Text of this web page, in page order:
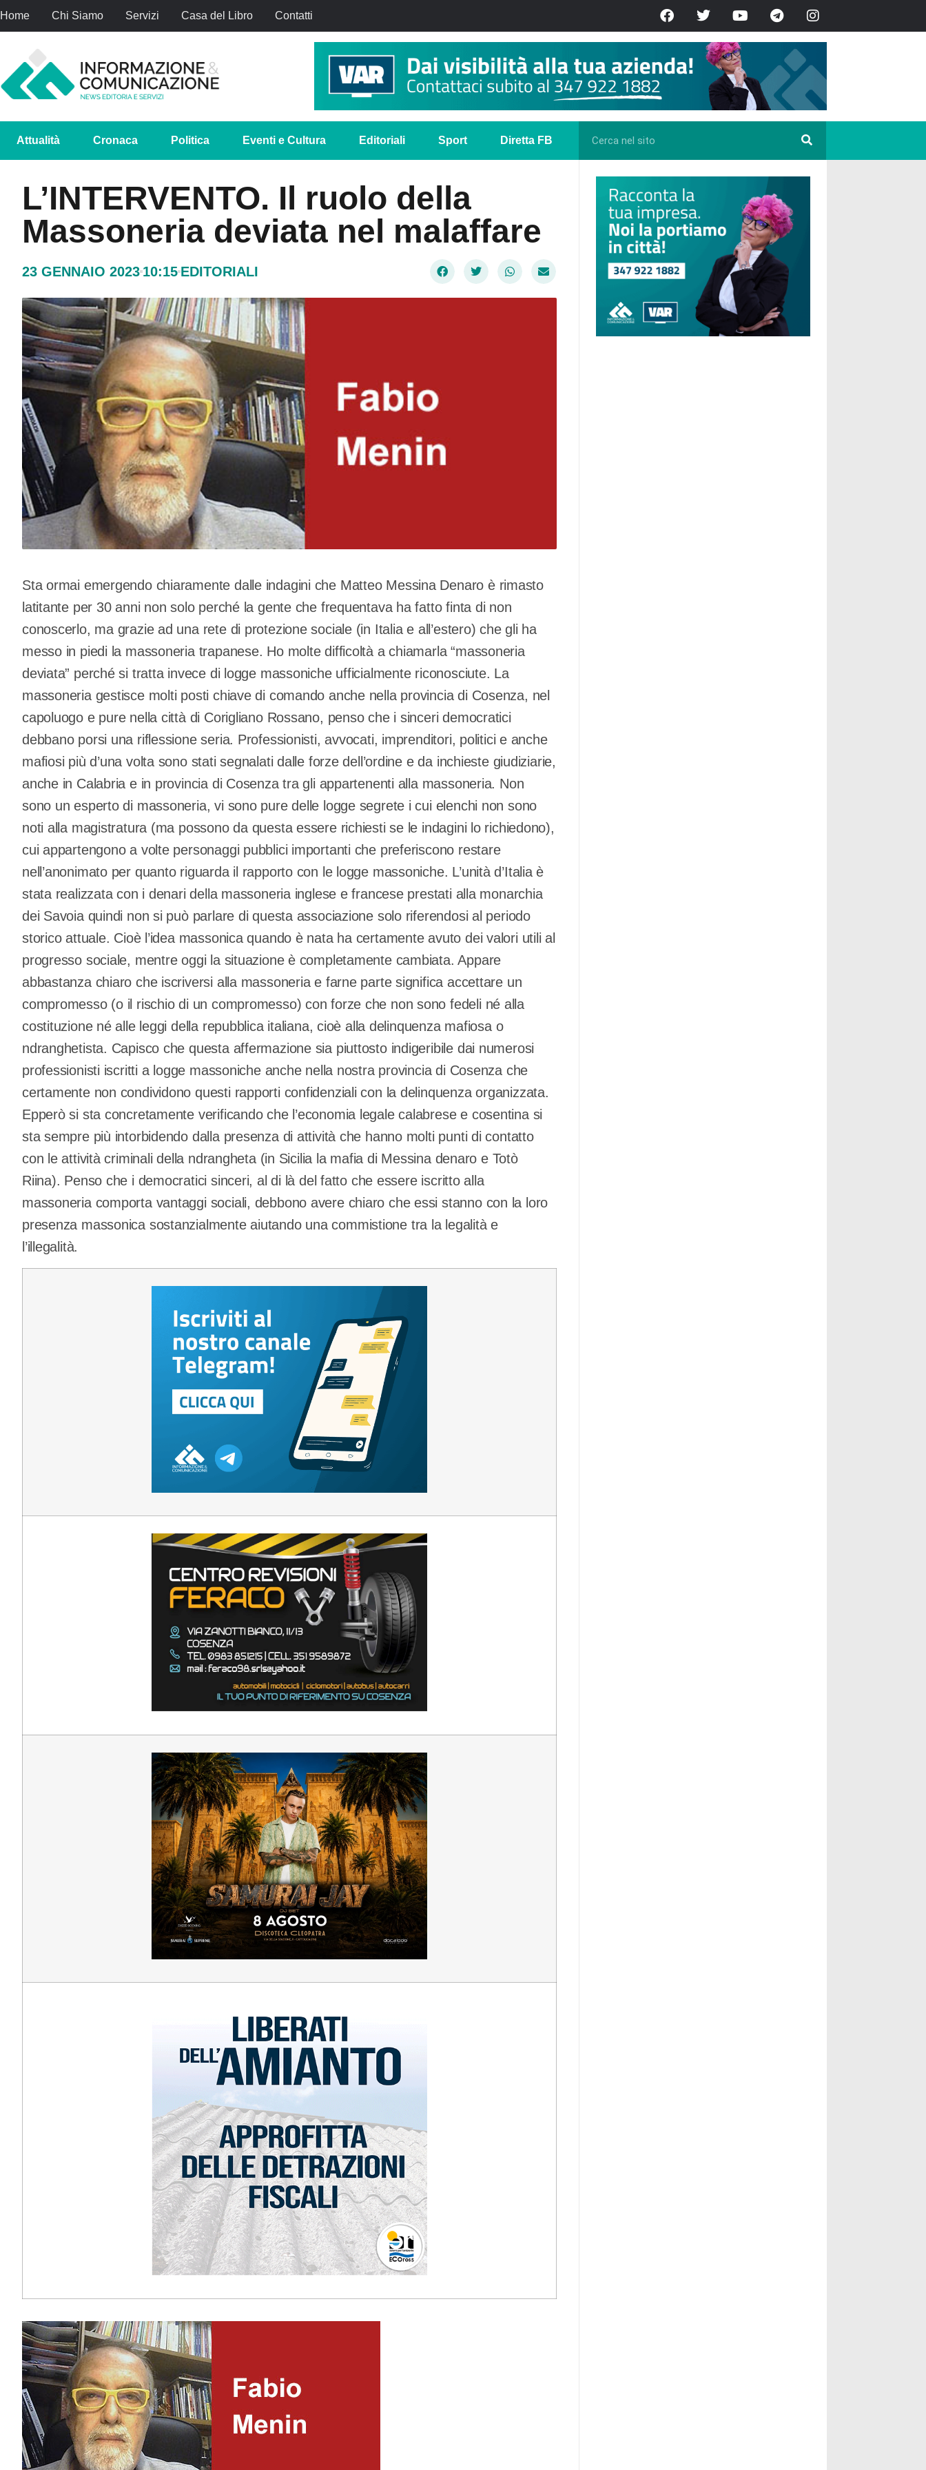
Home Chi Siamo Servizi Casa del Libro Contatti
Attualità Cronaca Politica Eventi e Cultura Editoriali Sport Diretta FB
L’INTERVENTO. Il ruolo della
Massoneria deviata nel malaffare
23 GENNAIO 2023 10:15 EDITORIALI
Sta ormai emergendo chiaramente dalle indagini che Matteo Messina Denaro è rimasto
latitante per 30 anni non solo perché la gente che frequentava ha fatto finta di non
conoscerlo, ma grazie ad una rete di protezione sociale (in Italia e all’estero) che gli ha
messo in piedi la massoneria trapanese. Ho molte difficoltà a chiamarla “massoneria
deviata” perché si tratta invece di logge massoniche ufficialmente riconosciute. La
massoneria gestisce molti posti chiave di comando anche nella provincia di Cosenza, nel
capoluogo e pure nella città di Corigliano Rossano, penso che i sinceri democratici
debbano porsi una riflessione seria. Professionisti, avvocati, imprenditori, politici e anche
mafiosi più d’una volta sono stati segnalati dalle forze dell’ordine e da inchieste giudiziarie,
anche in Calabria e in provincia di Cosenza tra gli appartenenti alla massoneria. Non
sono un esperto di massoneria, vi sono pure delle logge segrete i cui elenchi non sono
noti alla magistratura (ma possono da questa essere richiesti se le indagini lo richiedono),
cui appartengono a volte personaggi pubblici importanti che preferiscono restare
nell’anonimato per quanto riguarda il rapporto con le logge massoniche. L’unità d’Italia è
stata realizzata con i denari della massoneria inglese e francese prestati alla monarchia
dei Savoia quindi non si può parlare di questa associazione solo riferendosi al periodo
storico attuale. Cioè l’idea massonica quando è nata ha certamente avuto dei valori utili al
progresso sociale, mentre oggi la situazione è completamente cambiata. Appare
abbastanza chiaro che iscriversi alla massoneria e farne parte significa accettare un
compromesso (o il rischio di un compromesso) con forze che non sono fedeli né alla
costituzione né alle leggi della repubblica italiana, cioè alla delinquenza mafiosa o
ndranghetista. Capisco che questa affermazione sia piuttosto indigeribile dai numerosi
professionisti iscritti a logge massoniche anche nella nostra provincia di Cosenza che
certamente non condividono questi rapporti confidenziali con la delinquenza organizzata.
Epperò si sta concretamente verificando che l’economia legale calabrese e cosentina si
sta sempre più intorbidendo dalla presenza di attività che hanno molti punti di contatto
con le attività criminali della ndrangheta (in Sicilia la mafia di Messina denaro e Totò
Riina). Penso che i democratici sinceri, al di là del fatto che essere iscritto alla
massoneria comporta vantaggi sociali, debbono avere chiaro che essi stanno con la loro
presenza massonica sostanzialmente aiutando una commistione tra la legalità e
l’illegalità.